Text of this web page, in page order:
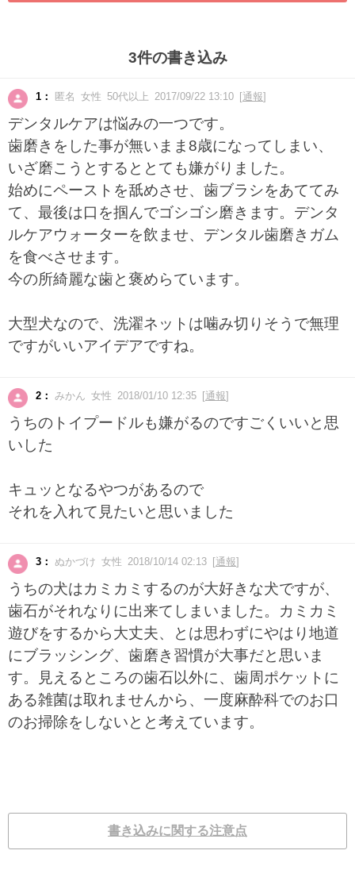
3件の書き込み
1： 匿名 女性 50代以上 2017/09/22 13:10 [通報]
デンタルケアは悩みの一つです。
歯磨きをした事が無いまま8歳になってしまい、
いざ磨こうとするととても嫌がりました。
始めにペーストを舐めさせ、歯ブラシをあててみ
て、最後は口を掴んでゴシゴシ磨きます。デンタ
ルケアウォーターを飲ませ、デンタル歯磨きガム
を食べさせます。
今の所綺麗な歯と褒めらています。
大型犬なので、洗濯ネットは噛み切りそうで無理
ですがいいアイデアですね。
2： みかん 女性 2018/01/10 12:35 [通報]
うちのトイプードルも嫌がるのですごくいいと思
いした
キュッとなるやつがあるので
それを入れて見たいと思いました
3： ぬかづけ 女性 2018/10/14 02:13 [通報]
うちの犬はカミカミするのが大好きな犬ですが、
歯石がそれなりに出来てしまいました。カミカミ
遊びをするから大丈夫、とは思わずにやはり地道
にブラッシング、歯磨き習慣が大事だと思いま
す。見えるところの歯石以外に、歯周ポケットに
ある雑菌は取れませんから、一度麻酔科でのお口
のお掃除をしないとと考えています。
書き込みに関する注意点